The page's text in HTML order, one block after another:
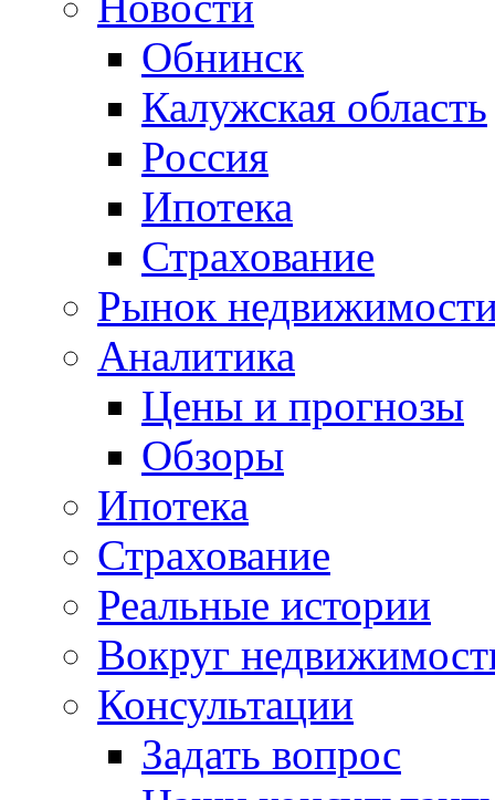
Обнинск
Калужская область
Россия
Ипотека
Страхование
Рынок
Аналитика
Цены и прогнозы
Обзоры
Ипотека
Страхование
Реальные истории
Вокруг
Консультации
Задать вопрос